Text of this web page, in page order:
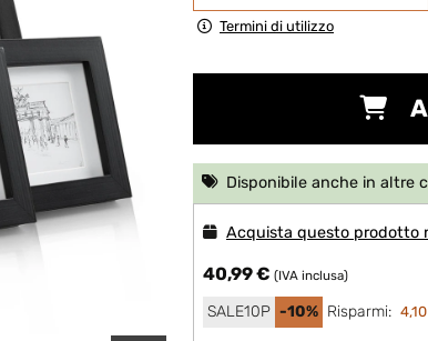
Termini di utilizzo
Disponibile anche in altre
Acquista questo prodotto
40,99 € (IVA inclusa)
SALE10P -10% Risparmi: